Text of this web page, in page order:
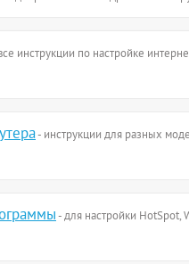
инструкции по настройке
- инструкции для разных
- для настройки HotSpot,